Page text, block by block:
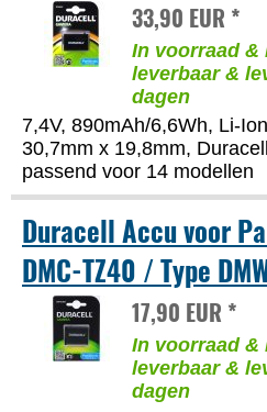
33,90 EUR *
In voorraad &
leverbaar &
dagen
7,4V, 890mAh/6,6Wh, Li-
30,7mm x 19,8mm, Duracell
passend voor 14 modellen
Duracell Accu voor
DMC-TZ40 / Type
17,90 EUR *
In voorraad &
leverbaar &
dagen